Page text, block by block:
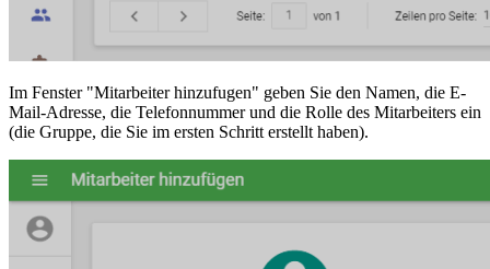
Im Fenster "Mitarbeiter hinzufugen" geben Sie den Namen, die E-
Mail-Adresse, die Telefonnummer und die Rolle des Mitarbeiters ein
(die Gruppe, die Sie im ersten Schritt erstellt haben).